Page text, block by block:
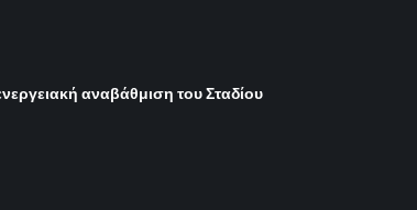
αναβάθμιση του Σταδίου